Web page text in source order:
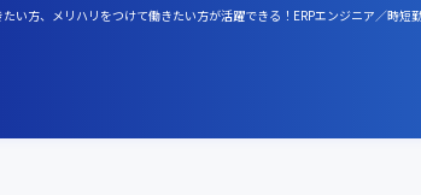
方、メリハリをつけて働きたい方が活躍できる！ERPエンジニア／時短